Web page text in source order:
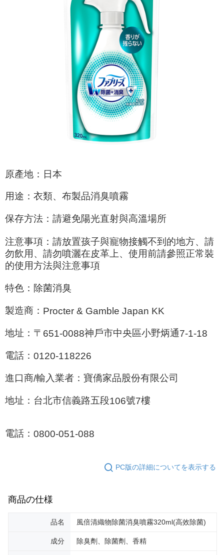
わらず、AFTEEで指定された期限内にお支払いください。
1.初回 AFTEEを ご利用の際に、認証結果及び当社の審査の結果に基づ
き、限度額が設定されます。
2.決済金額は最低NT$20です。
3.現在、台湾の会員のみご利用いただけます。
三、利用規約「AFTEE代金後払い」（以下当サービスという）はネットプ
ロテクションズ（以下 AFTEE という）が提供し、AFTEEが代金を徴収し
ます。当サービスご利用の際に提供しなければならない個人情報（注文者
の氏名、電話番号、受取人の氏名、電話番号、受取人住所を含むがこれに
限らない）は、AFTEEに渡され当サービスで必要な範囲内で利用されま
す。AFTEEの個人情報の収集、処理、利用について、詳細はAFTEE公式ホ
ームページの『個人情報の収集、処理及び利用に関する声明』をご参照く
https://aftee.tw/privacypolicy/）。
納金が加算されます。未成年の利用者は、事前に法定代理人または後見人
個人情報の処理、利用について疑問がある、または関連する法律の権利を
にご連絡ください。上記に示した個人情報を、必要な購入注文書とあわせ
理、利用を許可することににご同意いただけない場合は、当サービスを選
択しないでください。
配送毎にNT$120、NT$899以上で送料無料
原產地：日本
用途：衣類、布製品消臭噴霧
保存方法：請避免陽光直射與高溫場所
注意事項：請放置孩子與寵物接觸不到的地方、請
勿飲用、請勿噴灑在皮革上、使用前請參照正常裝
的使用方法與注意事項
特色：除菌消臭
製造商： Procter & Gamble Japan KK
地址：〒 651-0088神戶市中央區小野炳通7-1-18
電話： 0120-118226
進口商/輸入業者：寶僑家品股份有限公司
地址：台北市信義路五段106號7樓
電話： 0800-051-088
PC版の詳細についてを表示する
商品の仕様
品名 風倍清織物除菌消臭噴霧320ml(高效除菌)
成分 除臭劑、除菌劑、香精